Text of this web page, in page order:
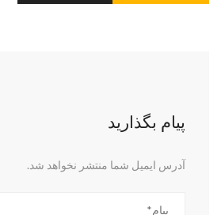
پیام بگذارید
آدرس ایمیل شما منتشر نخواهد شد.